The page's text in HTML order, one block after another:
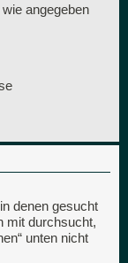
angegeben
denen gesucht
mit durchsucht,
unten nicht